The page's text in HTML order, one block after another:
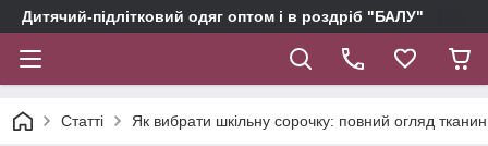
Дитячий-підлітковий одяг оптом і в роздріб "БАЛУ"
Статті Як вибрати шкільну сорочку: повний огляд тканин